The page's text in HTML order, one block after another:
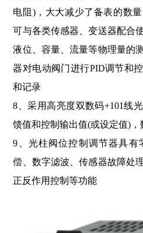
电阻)，大大减少了备表的数
可与各类传感器、变送器配合
液位、容量、流量等物理量的
器对电动阀门进行PID调节和
和记录
8、采用高亮度双数码+101线
馈值和控制输出值(或设定值)
9、光柱阀位控制调节器具有
偿、数字滤波、传感器故障处
正反作用控制等功能